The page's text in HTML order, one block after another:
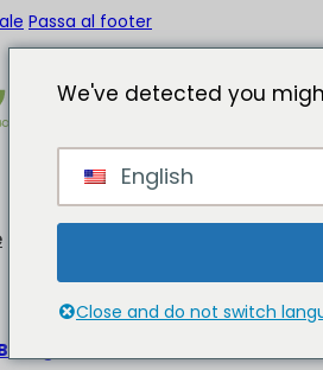
Passa al footer
We've detected you
English
Close and do not switch